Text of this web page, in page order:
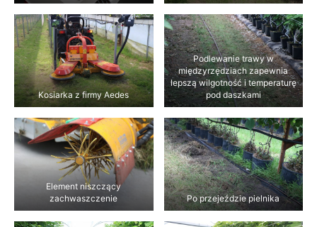
Kosiarka z firmy Aedes
Podlewanie trawy w
międzyrzędziach zapewnia
lepszą wilgotność i temperaturę
pod daszkami
Element niszczący
zachwaszczenie
Po przejeździe pielnika